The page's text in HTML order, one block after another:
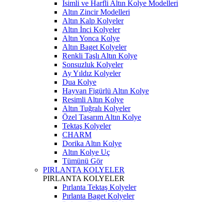
İsimli ve Harfli Altın Kolye Modelleri
Altın Zincir Modelleri
Altın Kalp Kolyeler
Altın İnci Kolyeler
Altın Yonca Kolye
Altın Baget Kolyeler
Renkli Taşlı Altın Kolye
Sonsuzluk Kolyeler
Ay Yıldız Kolyeler
Dua Kolye
Hayvan Figürlü Altın Kolye
Resimli Altın Kolye
Altın Tuğralı Kolyeler
Özel Tasarım Altın Kolye
Tektaş Kolyeler
CHARM
Dorika Altın Kolye
Altın Kolye Uç
Tümünü Gör
PIRLANTA KOLYELER
PIRLANTA KOLYELER
Pırlanta Tektaş Kolyeler
Pırlanta Baget Kolyeler